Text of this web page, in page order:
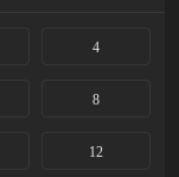
4
8
12